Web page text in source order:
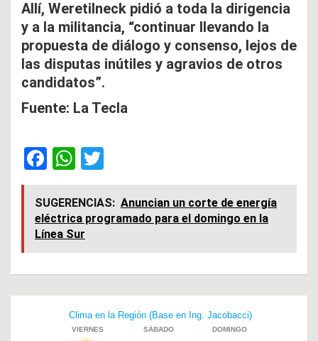
Allí, Weretilneck pidió a toda la dirigencia
y a la militancia, “continuar llevando la
propuesta de diálogo y consenso, lejos de
las disputas inútiles y agravios de otros
candidatos”.
Fuente: La Tecla
F
a
ce
b
o
o
k
W
h
at
s
A
p
p
wi
tt
er
SUGERENCIAS: Anuncian un corte de energía
eléctrica programado para el domingo en la
Línea Sur